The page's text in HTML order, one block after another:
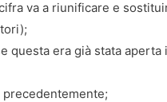
va a riunificare e
questa era già stata aperta
precedentemente;